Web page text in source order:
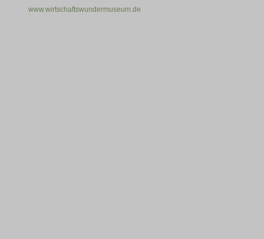
www.wirtschaftswundermuseum.de